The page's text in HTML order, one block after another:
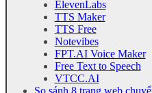
ElevenLabs
TTS Maker
TTS Free
Notevibes
FPT.AI Voice Maker
Free Text to Speech
VTCC.AI